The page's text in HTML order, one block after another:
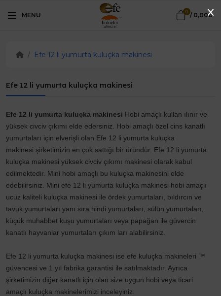
MENU 0 / 0,00₺
Efe 12 li yumurta kuluçka makinesi
Efe 12 li yumurta kuluçka makinesi
Efe 12 li yumurta kuluçka makinesi Hobi amaçlı kullan ılınır ve
yüksek civciv çıkımı elde edersiniz. Hobi amaçlı özel cins kanatlı
yumurtaları için elverişli olan Efe 12 li yumurta kuluçka
makinesi şirketimizin en çok sattığı bir üründür. Efe 12 li yumurta
kuluçka makinesi yüksek civciv çıkımı makinesi olarak kabul
edilmektedir. Mini hobi amaçlı bu kuluçka makinesini elde
edebilirsiniz. Mini efe 12 li yumurta kuluçka makinesi hobi amaçlı
ucuz kaliteli kuluçka makinesi ile ördek yumurtaları, bıldırcın ve
tavuk yumurtaları yanı sıra hindi yumurtaları, sülün yumurtaları,
küçük muhabbet kuşu yumurtaları veya papağan ile güvercin
kanatlı hayvanlar yumurtaları çıkım ları alabilirsiniz.
Efe 12 li yumurta kuluçka makinesi ise efe kuluçka makineleri ™
güvencesi ve 1 yıl fabrika garantisi ile satılmaktadır. Ayrıca
şirketimizin diğer kanatlı için olan size uygun hobi veya ticari
amaçlı kuluçka makinelerimizi inceleyiniz.